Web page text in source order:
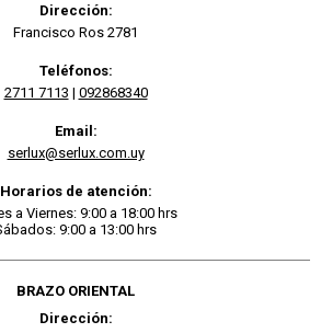
Dirección:
Francisco Ros 2781
Teléfonos:
2711 7113 | 092868340
Email:
serlux@serlux.com.uy
Horarios de atención:
a Viernes: 9:00 a 18:00 hrs
9:00 a 13:00 hrs
BRAZO ORIENTAL
Dirección: